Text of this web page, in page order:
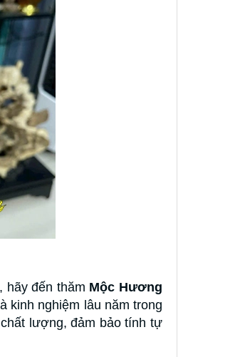
hãy đến thăm Mộc Hương
kinh nghiệm lâu năm trong
lượng, đảm bảo tính tự